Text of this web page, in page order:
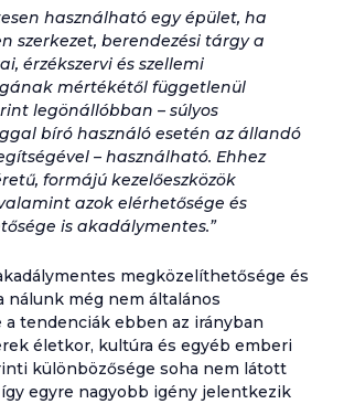
használható egy épület, ha
szerkezet, berendezési tárgy a
érzékszervi és szellemi
mértékétől függetlenül
legönállóbban – súlyos
bíró használó esetén az állandó
– használható. Ehhez
formájú kezelőeszközök
azok elérhetősége és
is akadálymentes.”
megközelíthetősége és
nálunk még nem általános
a tendenciák ebben az irányban
életkor, kultúra és egyéb emberi
különbözősége soha nem látott
egyre nagyobb igény jelentkezik